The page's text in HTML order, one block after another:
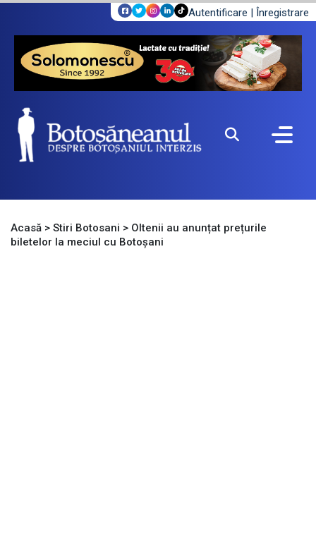
Autentificare | Înregistrare
Acasă > Stiri Botosani > Oltenii au anunțat prețurile
biletelor la meciul cu Botoșani